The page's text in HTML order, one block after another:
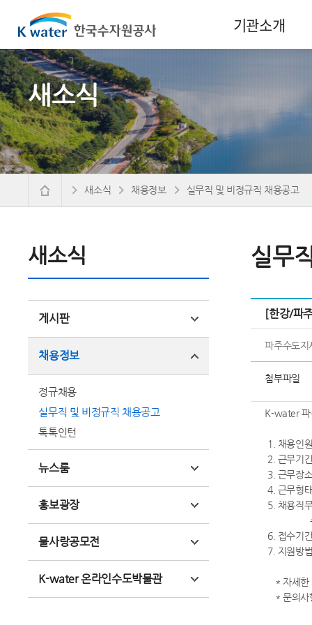
기관소개
새소식
새소식
게시판
채용정보
정규채용
실무직 및 비정규직 채용공고
톡톡인턴
뉴스룸
홍보광장
물사랑공모전
K-water 온라인수도박물관
새소식 채용정보 실무직 및 비정규직 채용공고
실무
[한강/파
파주수도지
첨부파일
K-water 파
1. 채용인
2. 근무기
3. 근무장
4. 근무형
5. 채용직
수탁운
6. 접수기
7. 지원방
* 자세한
* 문의사